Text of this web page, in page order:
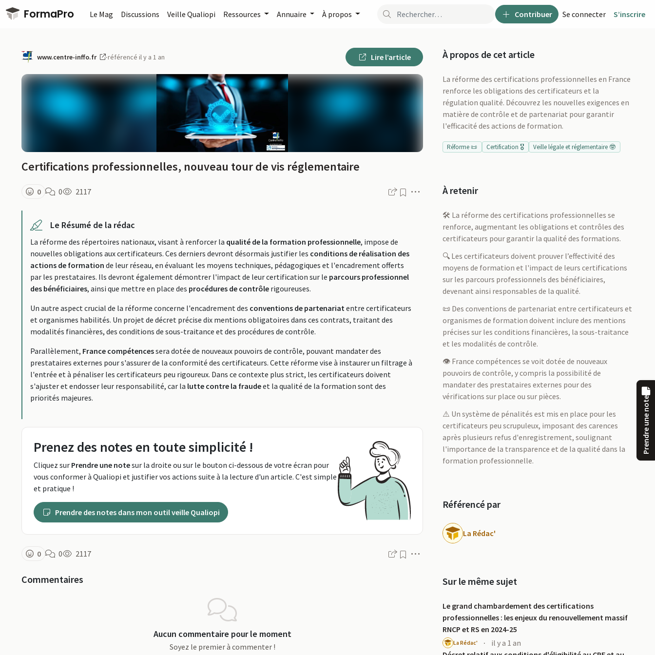
Passer au contenu principal
FormaPro Contribuer Se connecter S’inscrire
Le Mag Discussions Veille Qualiopi Ressources Annuaire À propos
www.centre-inffo.fr ·référencé il y a 1 an Lire l’article
Certifications professionnelles, nouveau tour de vis réglementaire
0 0 2117
Le Résumé de la rédac
La réforme des répertoires nationaux, visant à renforcer la qualité de la formation professionnelle, impose de
nouvelles obligations aux certificateurs. Ces derniers devront désormais justifier les conditions de réalisation des
actions de formation de leur réseau, en évaluant les moyens techniques, pédagogiques et l'encadrement offerts
par les prestataires. Ils devront également démontrer l'impact de leur certification sur le parcours professionnel
des bénéficiaires, ainsi que mettre en place des procédures de contrôle rigoureuses.
Un autre aspect crucial de la réforme concerne l'encadrement des conventions de partenariatentre certificateurs
et organismes habilités. Un projet de décret précise dix mentions obligatoires dans ces contrats, traitant des
modalités financières, des conditions de sous-traitance et des procédures de contrôle.
Parallèlement, France compétencessera dotée de nouveaux pouvoirs de contrôle, pouvant mandater des
prestataires externes pour s'assurer de la conformité des certificateurs. Cette réforme vise à instaurer un filtrage à
l'entrée et à pénaliser les certificateurs peu rigoureux. Dans ce contexte plus strict, les certificateurs doivent
s'ajuster et endosser leur responsabilité, car la lutte contre la fraudeet la qualité de la formation sont des
priorités majeures.
Prenez des notes en toute simplicité !
Cliquez sur Prendre une notesur la droite ou sur le bouton ci-dessous de votre écran pour
vous conformer à Qualiopi et justifier vos actions suite à la lecture d'un article. C'est simple
et pratique !
Prendre des notes dans mon outil veille Qualiopi
0 0 2117
Commentaires
Aucun commentaire pour le moment
Soyez le premier à commenter !
À propos de cet article
La réforme des certifications professionnelles en France
renforce les obligations des certificateurs et la
régulation qualité. Découvrez les nouvelles exigences en
matière de contrôle et de partenariat pour garantir
l'efficacité des actions de formation.
Réforme 📜 Certification 🎖️ Veille légale et réglementaire 🤓
À retenir
🛠️ La réforme des certifications professionnelles se
renforce, augmentant les obligations et contrôles des
certificateurs pour garantir la qualité des formations.
🔍 Les certificateurs doivent prouver l’effectivité des
moyens de formation et l'impact de leurs certifications
sur les parcours professionnels des bénéficiaires,
devenant ainsi responsables de la qualité.
📜 Des conventions de partenariat entre certificateurs et
organismes de formation doivent inclure des mentions
précises sur les conditions financières, la sous-traitance
et les modalités de contrôle.
👁️ France compétences se voit dotée de nouveaux
pouvoirs de contrôle, y compris la possibilité de
mandater des prestataires externes pour des
vérifications sur place ou sur pièces.
⚠️ Un système de pénalités est mis en place pour les
certificateurs peu scrupuleux, imposant des carences
après plusieurs refus d'enregistrement, soulignant
l'importance de la transparence et de la qualité dans la
formation professionnelle.
Référencé par
La Rédac'
Sur le même sujet
Le grand chambardement des certifications
professionnelles : les enjeux du renouvellement massif
RNCP et RS en 2024-25
La Rédac' ·
il y a 1 an
Prendre une note